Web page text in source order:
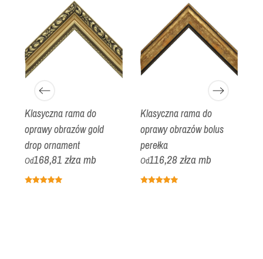
Klasyczna rama do
oprawy obrazów gold
drop ornament
Od168,81 złza mb
Klasyczna rama do
oprawy obrazów bolus
perełka
Od116,28 złza mb